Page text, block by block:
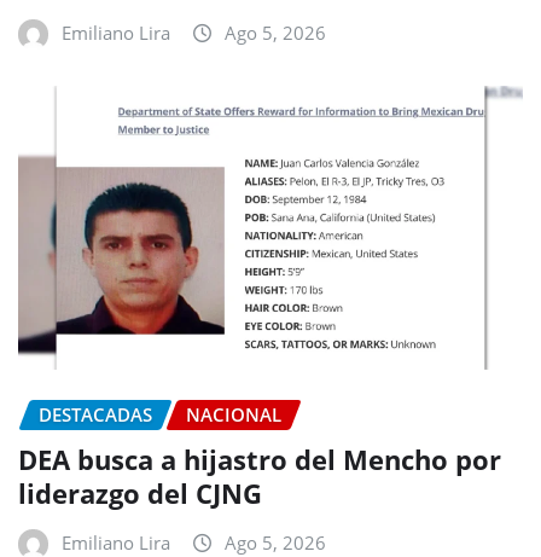
Emiliano Lira Ago 5, 2026
DESTACADAS NACIONAL
DEA busca a hijastro del Mencho por
liderazgo del CJNG
Emiliano Lira Ago 5, 2026